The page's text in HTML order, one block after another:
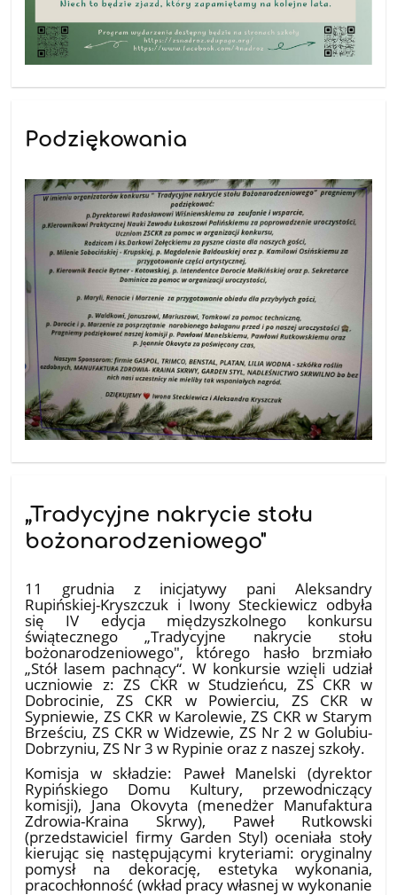
Podziękowania
„Tradycyjne nakrycie stołu
bożonarodzeniowego"
11 grudnia z inicjatywy pani Aleksandry
Rupińskiej-Kryszczuk i Iwony Steckiewicz odbyła
się IV edycja międzyszkolnego konkursu
świątecznego „Tradycyjne nakrycie stołu
bożonarodzeniowego", którego hasło brzmiało
„Stół lasem pachnący“. W konkursie wzięli udział
uczniowie z: ZS CKR w Studzieńcu, ZS CKR w
Dobrocinie, ZS CKR w Powierciu, ZS CKR w
Sypniewie, ZS CKR w Karolewie, ZS CKR w Starym
Brześciu, ZS CKR w Widzewie, ZS Nr 2 w Golubiu-
Dobrzyniu, ZS Nr 3 w Rypinie oraz z naszej szkoły.
Komisja w składzie: Paweł Manelski (dyrektor
Rypińskiego Domu Kultury, przewodniczący
komisji), Jana Okovyta (menedżer Manufaktura
Zdrowia-Kraina Skrwy), Paweł Rutkowski
(przedstawiciel firmy Garden Styl) oceniała stoły
kierując się następującymi kryteriami: oryginalny
pomysł na dekorację, estetyka wykonania,
pracochłonność (wkład pracy własnej w wykonanie